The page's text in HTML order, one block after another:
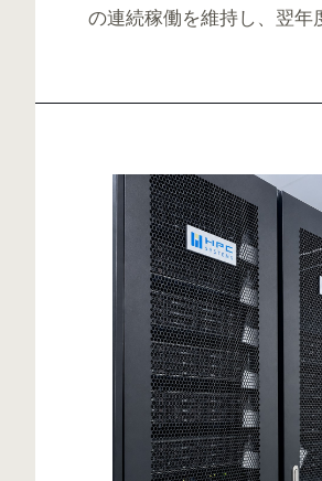
の連続稼働を維持し、翌年